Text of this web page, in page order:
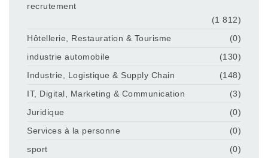
recrutement
(1 812)
Hôtellerie, Restauration & Tourisme
(0)
industrie automobile
(130)
Industrie, Logistique & Supply Chain
(148)
IT, Digital, Marketing & Communication
(3)
Juridique
(0)
Services à la personne
(0)
sport
(0)